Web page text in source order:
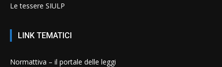
Le tessere SIULP
LINK TEMATICI
Normattiva – il portale delle leggi